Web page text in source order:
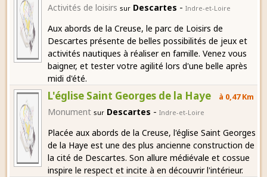
Activités de loisirs sur Descartes -Indre-et-Loire
Aux abords de la Creuse, le parc de Loisirs de
Descartes présente de belles possibilités de jeux et
activités nautiques à réaliser en famille. Venez vous
baigner, et tester votre agilité lors d'une belle après
midi d'été.
L'église Saint Georges de la Haye à 0,47 Km
Monument sur Descartes -Indre-et-Loire
Placée aux abords de la Creuse, l'église Saint Georges
de la Haye est une des plus ancienne construction de
la cité de Descartes. Son allure médiévale et cossue
inspire le respect et incite à en découvrir l'intérieur.